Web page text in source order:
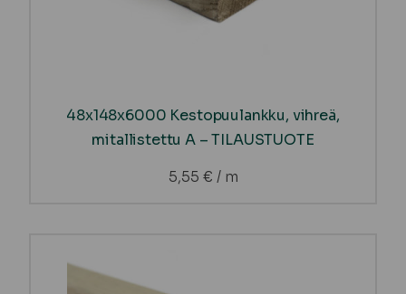
48x148x6000 Kestopuulankku, vihreä,
mitallistettu A – TILAUSTUOTE
5,55 € / m